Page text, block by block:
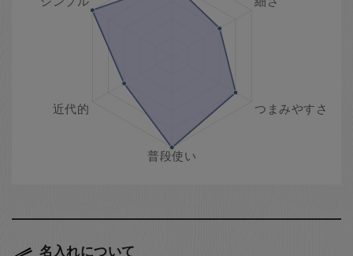
名入れについて